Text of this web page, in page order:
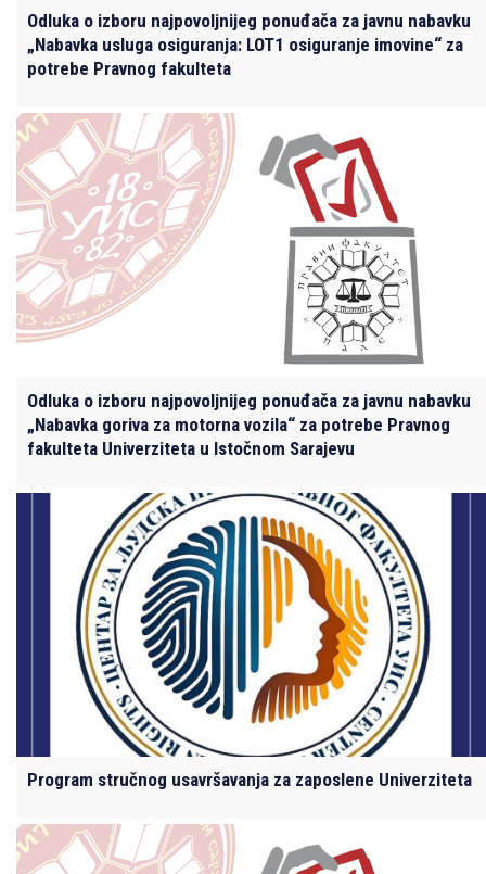
Odluka o izboru najpovoljnijeg ponuđača za javnu nabavku
„Nabavka usluga osiguranja: LOT1 osiguranje imovine“ za
potrebe Pravnog fakulteta
Odluka o izboru najpovoljnijeg ponuđača za javnu nabavku
„Nabavka goriva za motorna vozila“ za potrebe Pravnog
fakulteta Univerziteta u Istočnom Sarajevu
Program stručnog usavršavanja za zaposlene Univerziteta